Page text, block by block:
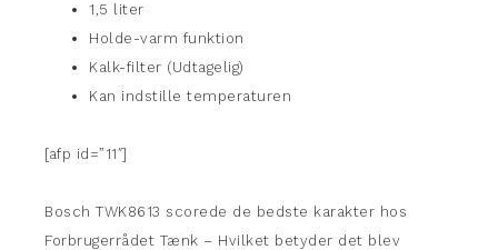
1,5 liter
Holde-varm funktion
Kalk-filter (Udtagelig)
Kan indstille temperaturen
[afp id=”11″]
Bosch TWK8613 scorede de bedste karakter hos
Forbrugerrådet Tænk – Hvilket betyder det blev